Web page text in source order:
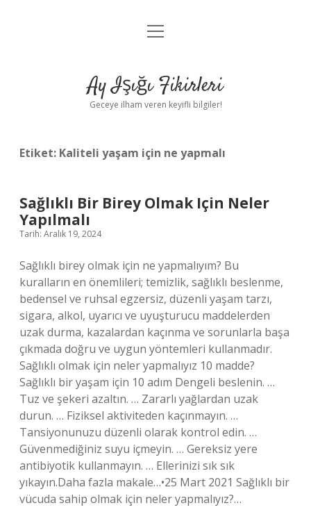
Anasayfa
Yasal Uyarı
menüyü
Ay Işığı Fikirleri
Geceye ilham veren keyifli bilgiler!
Etiket: Kaliteli yaşam için ne yapmalı
Sağlıklı Bir Birey Olmak Için Neler
Yapılmalı
Tarih: Aralık 19, 2024
Sağlıklı birey olmak için ne yapmalıyım? Bu
kuralların en önemlileri; temizlik, sağlıklı beslenme,
bedensel ve ruhsal egzersiz, düzenli yaşam tarzı,
sigara, alkol, uyarıcı ve uyuşturucu maddelerden
uzak durma, kazalardan kaçınma ve sorunlarla başa
çıkmada doğru ve uygun yöntemleri kullanmadır.
Sağlıklı olmak için neler yapmalıyız 10 madde?
Sağlıklı bir yaşam için 10 adım Dengeli beslenin. …
Tuz ve şekeri azaltın. … Zararlı yağlardan uzak
durun. … Fiziksel aktiviteden kaçınmayın. …
Tansiyonunuzu düzenli olarak kontrol edin. …
Güvenmediğiniz suyu içmeyin. … Gereksiz yere
antibiyotik kullanmayın. … Ellerinizi sık sık
yıkayın.Daha fazla makale…•25 Mart 2021 Sağlıklı bir
vücuda sahip olmak için neler yapmalıyız?…